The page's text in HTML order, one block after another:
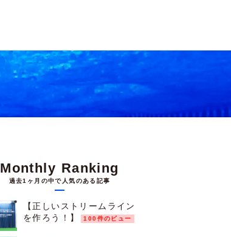
Monthly Ranking
過去1ヶ月の中で人気のある記事
【正しいストリームライン
を作ろう！】
100件のビュー